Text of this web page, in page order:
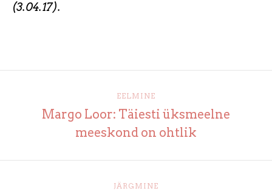
(3.04.17).
EELMINE
Margo Loor: Täiesti üksmeelne
meeskond on ohtlik
JÄRGMINE